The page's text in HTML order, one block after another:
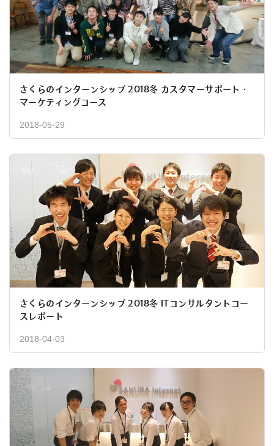
さくらのインターンシップ 2018冬 カスタマーサポート・
マーケティングコース
2018-05-29
さくらのインターンシップ 2018冬 ITコンサルタントコー
スレポート
2018-04-03